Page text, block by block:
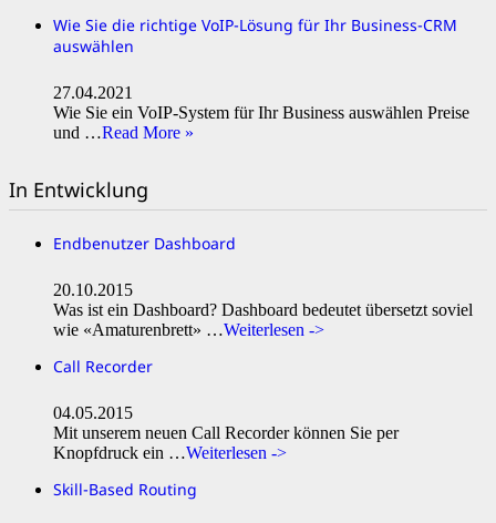
Wie Sie die richtige VoIP-Lösung für Ihr Business-CRM
auswählen
27.04.2021
Wie Sie ein VoIP-System für Ihr Business auswählen Preise
und …Read More »
In Entwicklung
Endbenutzer Dashboard
20.10.2015
Was ist ein Dashboard? Dashboard bedeutet übersetzt soviel
wie «Amaturenbrett» …Weiterlesen ->
Call Recorder
04.05.2015
Mit unserem neuen Call Recorder können Sie per
Knopfdruck ein …Weiterlesen ->
Skill-Based Routing